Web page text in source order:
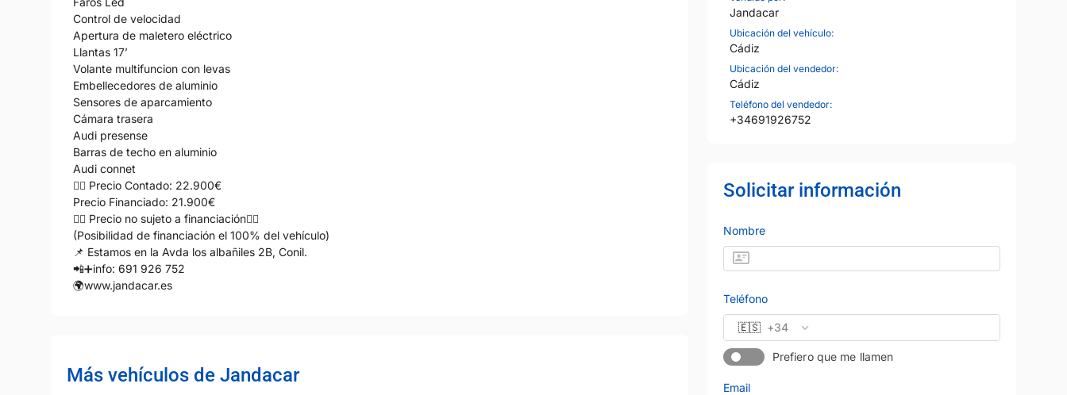
Control de velocidad
Apertura de maletero eléctrico
Llantas 17’
Volante multifuncion con levas
Embellecedores de aluminio
Sensores de aparcamiento
Cámara trasera
Audi presense
Barras de techo en aluminio
Audi connet
👉🏻 Precio Contado: 22.900€
Precio Financiado: 21.900€
👉🏻 Precio no sujeto a financiación👈🏻
(Posibilidad de financiación el 100% del vehículo)
📌 Estamos en la Avda los albañiles 2B, Conil.
📲➕info: 691 926 752
🌍www.jandacar.es
Más vehículos de Jandacar
Jandacar
Ubicación del vehículo:
Cádiz
Ubicación del vendedor:
Cádiz
Teléfono del vendedor:
+34691926752
Solicitar información
Nombre
Teléfono
🇪🇸 +34
Prefiero que me llamen
Email